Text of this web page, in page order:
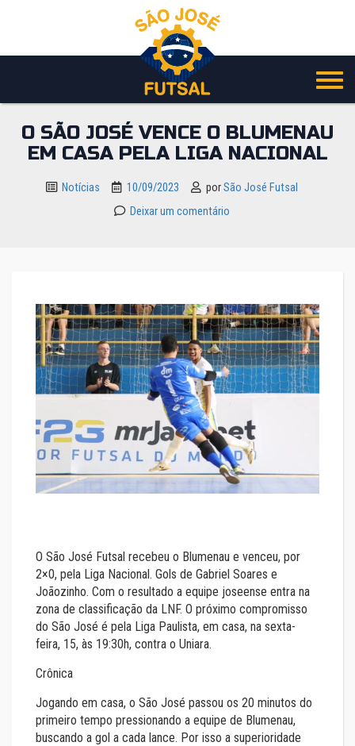
o
O SÃO JOSÉ VENCE O BLUMENAU
EM CASA PELA LIGA NACIONAL
Notícias 10/09/2023 porSão José Futsal
Deixar um comentário
O São José Futsal recebeu o Blumenau e venceu, por
2×0, pela Liga Nacional. Gols de Gabriel Soares e
Joãozinho. Com o resultado a equipe joseense entra na
zona de classificação da LNF. O próximo compromisso
do São José é pela Liga Paulista, em casa, na sexta-
feira, 15, às 19:30h, contra o Uniara.
Crônica
Jogando em casa, o São José passou os 20 minutos do
primeiro tempo pressionando a equipe de Blumenau,
buscando a gol a cada lance. Por isso a superioridade